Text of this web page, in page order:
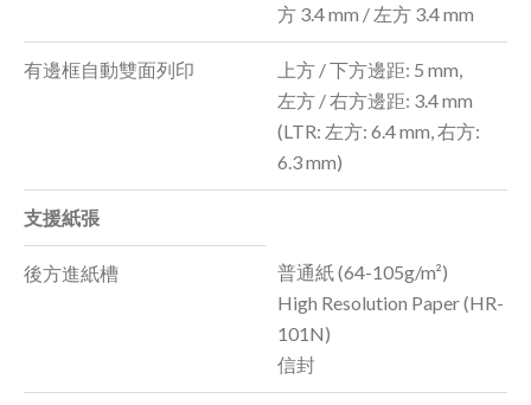
方 3.4 mm / 左方 3.4 mm
有邊框自動雙面列印
上方 / 下方邊距: 5 mm,
左方 / 右方邊距: 3.4 mm
(LTR: 左方: 6.4 mm, 右方:
6.3 mm)
支援紙張
後方進紙槽
普通紙 (64-105g/m²)
High Resolution Paper (HR-
101N)
信封